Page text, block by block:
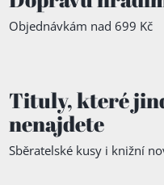
Objednávkám nad 699 Kč
Tituly,které
nenajdete
Sběratelské kusy i knižní